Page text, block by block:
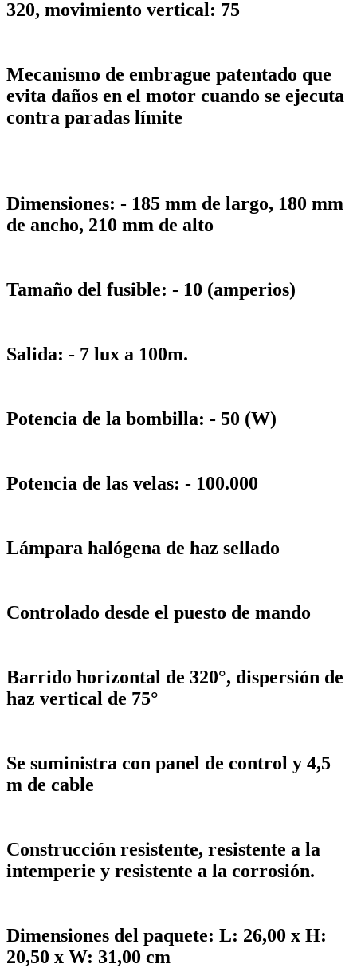
320, movimiento vertical: 75
Mecanismo de embrague patentado que
evita daños en el motor cuando se ejecuta
contra paradas límite
Dimensiones: - 185 mm de largo, 180 mm
de ancho, 210 mm de alto
Tamaño del fusible: - 10 (amperios)
Salida: - 7 lux a 100m.
Potencia de la bombilla: - 50 (W)
Potencia de las velas: - 100.000
Lámpara halógena de haz sellado
Controlado desde el puesto de mando
Barrido horizontal de 320°, dispersión de
haz vertical de 75°
Se suministra con panel de control y 4,5
m de cable
Construcción resistente, resistente a la
intemperie y resistente a la corrosión.
Dimensiones del paquete: L: 26,00 x H:
20,50 x W: 31,00 cm